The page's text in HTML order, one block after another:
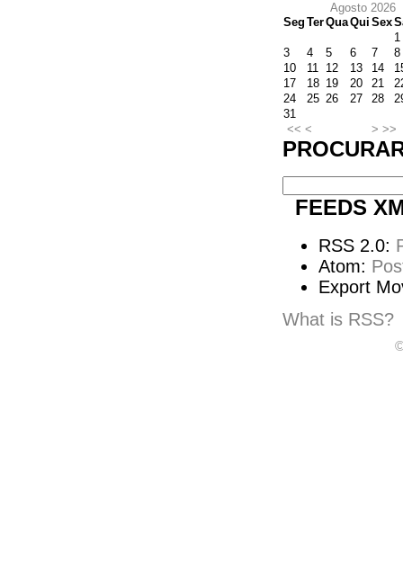
Agosto 2026
Seg TerQuaQui Sex
<< < > >>
1
3
4 5 6 7
8
10
11 12 13 14
17
18 19 20 21
24
25 26 27 28
31
FEEDS
RSS 2.0:
Atom:
Export
What is RSS?